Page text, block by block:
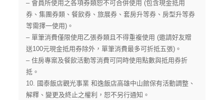
– 會員所使用之各項券類恕不可合併使用 (包含現金抵用
券、集團券類、餐飲券、旅展券、套房升等券、房型升等券
等需擇一使用)。
– 單筆消費僅限使用乙張券類且不得重複使用 (邀請好友贈
送100元現金抵用券除外，單筆消費最多可折抵五張)。
– 住房專案及餐飲活動等消費可同時使用點數與抵用券折
抵。
10. 國泰飯店觀光事業和逸飯店高雄中山館保有活動調整 、
解釋 、變更及終止之權利，恕不另行通知。